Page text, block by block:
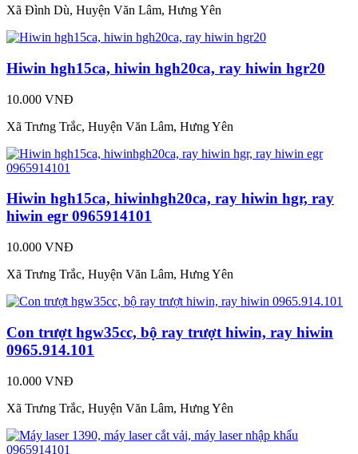
Xã Đình Dù, Huyện Văn Lâm, Hưng Yên
Hiwin hgh15ca, hiwin hgh20ca, ray hiwin hgr20
10.000 VNĐ
Xã Trưng Trắc, Huyện Văn Lâm, Hưng Yên
Hiwin hgh15ca, hiwinhgh20ca, ray hiwin hgr, ray
hiwin egr 0965914101
10.000 VNĐ
Xã Trưng Trắc, Huyện Văn Lâm, Hưng Yên
Con trượt hgw35cc, bộ ray trượt hiwin, ray hiwin
0965.914.101
10.000 VNĐ
Xã Trưng Trắc, Huyện Văn Lâm, Hưng Yên